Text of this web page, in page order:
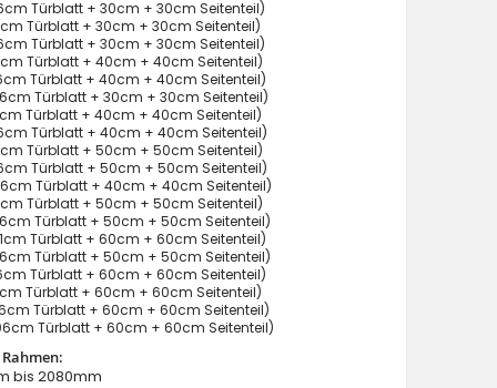
Türblatt + 30cm + 30cm Seitenteil)
Türblatt + 30cm + 30cm Seitenteil)
Türblatt + 30cm + 30cm Seitenteil)
Türblatt + 40cm + 40cm Seitenteil)
Türblatt + 40cm + 40cm Seitenteil)
Türblatt + 30cm + 30cm Seitenteil)
Türblatt + 40cm + 40cm Seitenteil)
Türblatt + 40cm + 40cm Seitenteil)
Türblatt + 50cm + 50cm Seitenteil)
Türblatt + 50cm + 50cm Seitenteil)
Türblatt + 40cm + 40cm Seitenteil)
Türblatt + 50cm + 50cm Seitenteil)
Türblatt + 50cm + 50cm Seitenteil)
Türblatt + 60cm + 60cm Seitenteil)
Türblatt + 50cm + 50cm Seitenteil)
Türblatt + 60cm + 60cm Seitenteil)
Türblatt + 60cm + 60cm Seitenteil)
Türblatt + 60cm + 60cm Seitenteil)
Türblatt + 60cm + 60cm Seitenteil)
bis 2080mm